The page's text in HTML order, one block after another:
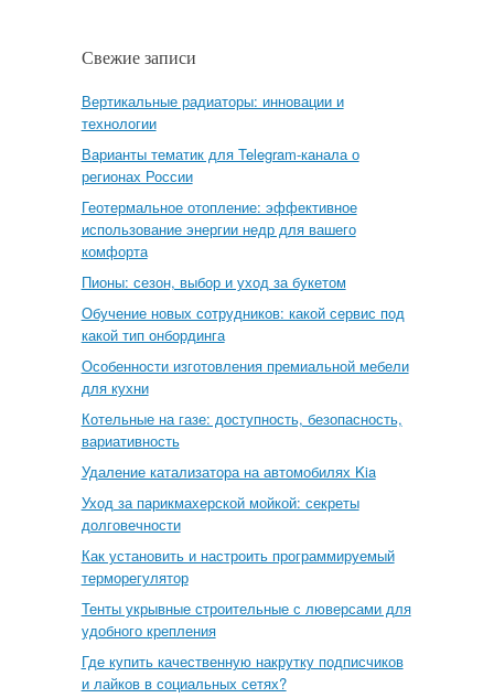
Свежие записи
Вертикальные радиаторы: инновации и
технологии
Варианты тематик для Telegram-канала о
регионах России
Геотермальное отопление: эффективное
использование энергии недр для вашего
комфорта
Пионы: сезон, выбор и уход за букетом
Обучение новых сотрудников: какой сервис под
какой тип онбординга
Особенности изготовления премиальной мебели
для кухни
Котельные на газе: доступность, безопасность,
вариативность
Удаление катализатора на автомобилях Kia
Уход за парикмахерской мойкой: секреты
долговечности
Как установить и настроить программируемый
терморегулятор
Тенты укрывные строительные с люверсами для
удобного крепления
Где купить качественную накрутку подписчиков
и лайков в социальных сетях?